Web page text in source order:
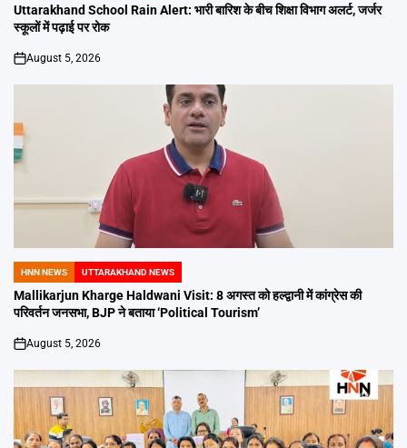
IN
Uttarakhand School Rain Alert: भारी बारिश के बीच शिक्षा विभाग अलर्ट, जर्जर
स्कूलों में पढ़ाई पर रोक
on
August 5, 2026
POSTED
IN
HNN NEWS UTTARAKHAND NEWS
Mallikarjun Kharge Haldwani Visit: 8 अगस्त को हल्द्वानी में कांग्रेस की
परिवर्तन जनसभा, BJP ने बताया ‘Political Tourism’
on
August 5, 2026